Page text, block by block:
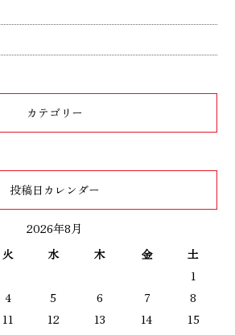
カテゴリー
投稿日カレンダー
2026年8月
火 水 木 金
土
1
4 5 6 7
8
11 12 13 14
15